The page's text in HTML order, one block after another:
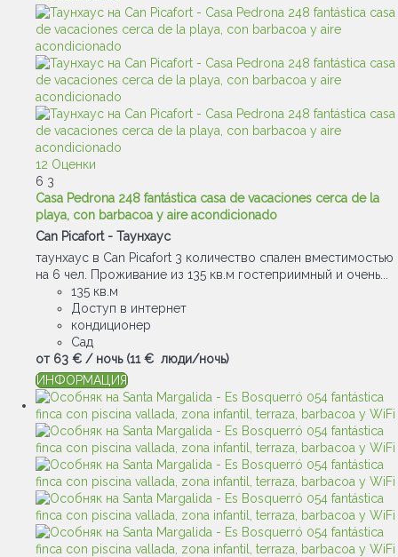
12 Оценки
6 3
Casa Pedrona 248 fantástica casa de vacaciones cerca de la
playa, con barbacoa y aire acondicionado
Can Picafort - Таунхаус
таунхаус в Can Picafort 3 количество спален вместимостью
на 6 чел. Проживание из 135 кв.м гостеприимный и очень...
135 кв.м
Доступ в интернет
кондиционер
Сад
от 63 € / ночь (11 € люди/ночь)
ИНФОРМАЦИЯ